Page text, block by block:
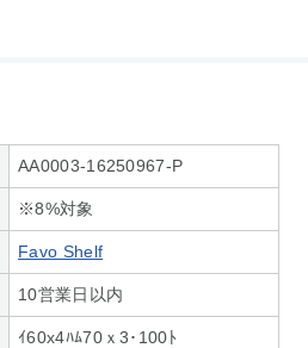
AA0003-16250967-P
※8%対象
Favo Shelf
10営業日以内
ｲ60x4ﾊﾑ70ｘ3･100ﾄ